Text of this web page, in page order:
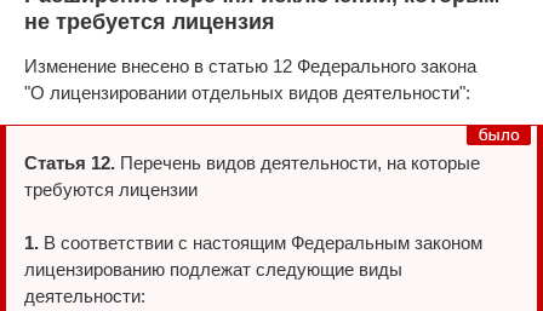
не требуется лицензия
Изменение внесено в статью 12 Федерального закона
"О лицензировании отдельных видов деятельности":
Статья 12. Перечень видов деятельности, на которые
требуются лицензии
1. В соответствии с настоящим Федеральным законом
лицензированию подлежат следующие виды
деятельности: